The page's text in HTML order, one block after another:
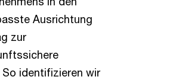
Ausrichtung
zur
identifizieren wir